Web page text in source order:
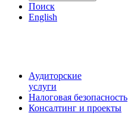
Поиск
English
Аудиторские
услуги
Налоговая безопасность
Консалтинг и проекты